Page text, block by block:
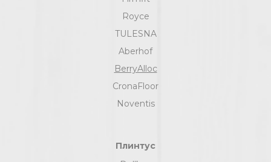
Royce
TULESNA
Aberhof
BerryAlloc
CronaFloor
Noventis
Плинтус